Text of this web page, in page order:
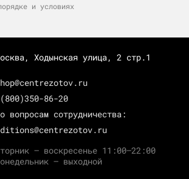
и условиях
Ходынская улица, 2 стр.1
86-20
вопросам сотрудничества:
— воскресенье 11:00–22:00
— выходной